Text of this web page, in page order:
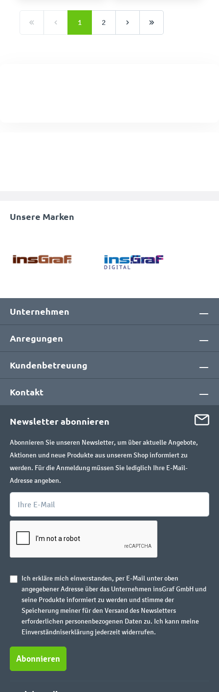
1 2
Unsere Marken
Unternehmen
Anregungen
Kundenbetreuung
Kontakt
Newsletter abonnieren
Abonnieren Sie unseren Newsletter, um über aktuelle Angebote,
Aktionen und neue Produkte aus unserem Shop informiert zu
werden. Für die Anmeldung müssen Sie lediglich Ihre E-Mail-
Adresse angeben.
Ich erkläre mich einverstanden, per E-Mail unter oben
angegebener Adresse über das Unternehmen insGraf GmbH und
seine Produkte informiert zu werden und stimme der
Speicherung meiner für den Versand des Newsletters
erforderlichen personenbezogenen Daten zu. Ich kann meine
Einverständniserklärung jederzeit widerrufen.
Abonnieren